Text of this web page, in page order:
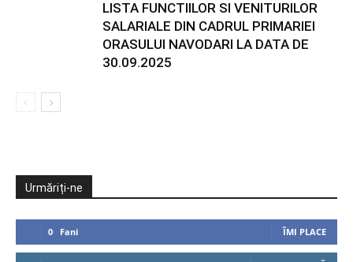
LISTA FUNCTIILOR SI VENITURILOR
SALARIALE DIN CADRUL PRIMARIEI
ORASULUI NAVODARI LA DATA DE
30.09.2025
Urmăriți-ne
0 Fani ÎMI PLACE